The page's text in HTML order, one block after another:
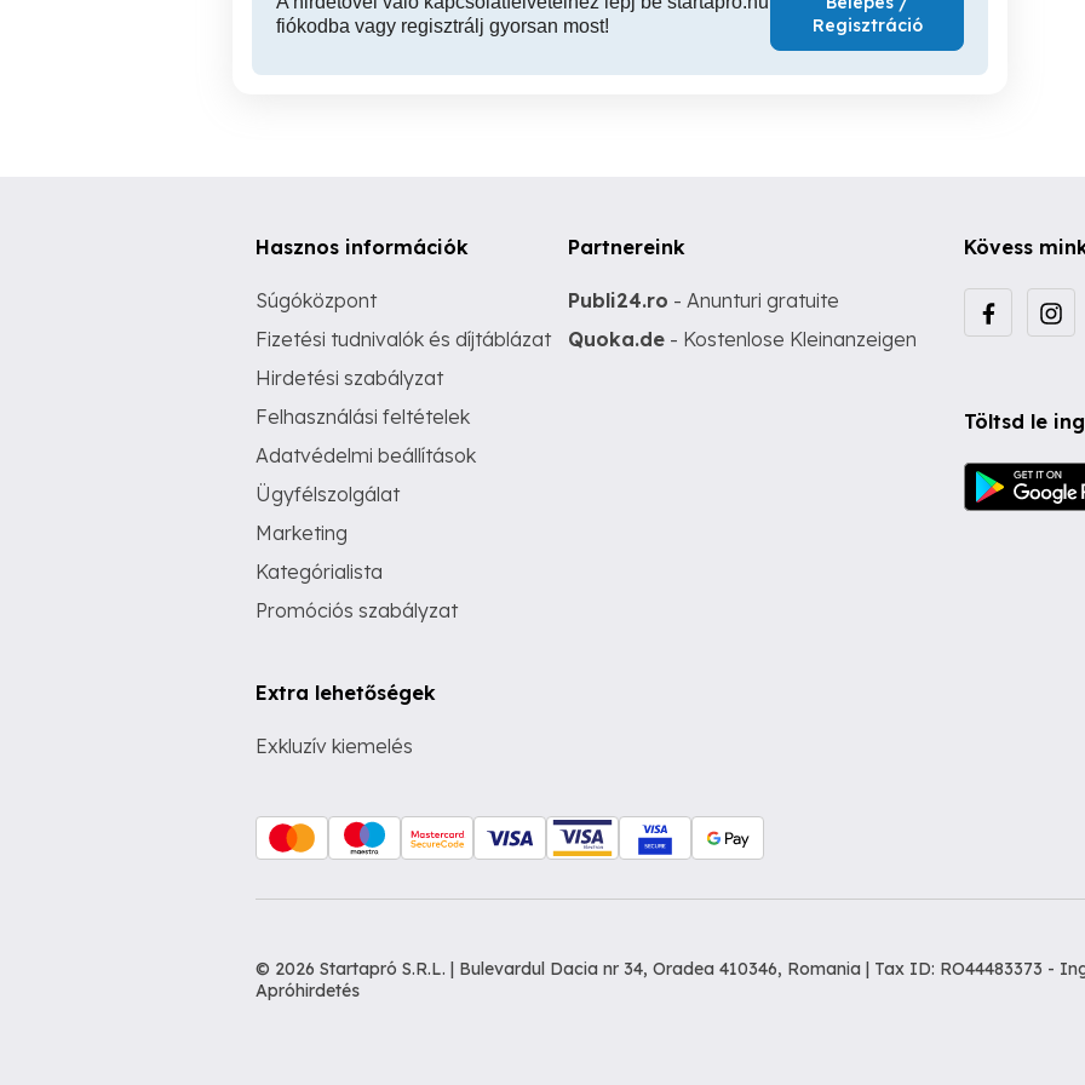
fiókodba vagy regisztrálj gyorsan most!
Regisztráció
Hasznos információk
Súgóközpont
Fizetési tudnivalók és díjtáblázat
Hirdetési szabályzat
Felhasználási feltételek
Adatvédelmi beállítások
Ügyfélszolgálat
Marketing
Kategórialista
Promóciós szabályzat
Extra lehetőségek
Exkluzív kiemelés
Partnereink
Publi24.ro - Anunturi gratuite
Quoka.de - Kostenlose Kleinanzeigen
Kövess
Töltsd le
© 2026 Startapró S.R.L. | Bulevardul Dacia nr 34, Oradea 410346, Romania | Tax ID: RO44483373 -
Apróhirdetés